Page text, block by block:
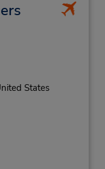
States